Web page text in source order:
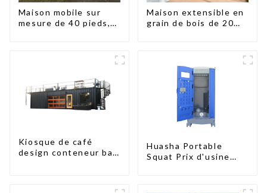
Maison mobile sur
mesure de 40 pieds,
Maison extensible en
grain de bois de 20
Kiosque de café
design conteneur bar
Huasha Portable
Squat Prix d'usine